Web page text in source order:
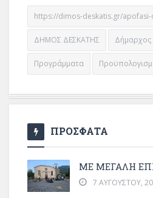
https://dimos-deskatis.gr/
ΔΗΜΟΣ ΔΕΣΚΑΤΗΣ Δήμαρχος
Προγράμματα
ΠΡΟΣΦΑΤΑ
ΜΕ ΜΕΓΆΛΗ
7 ΑΥΓΟΎΣΤΟΥ,